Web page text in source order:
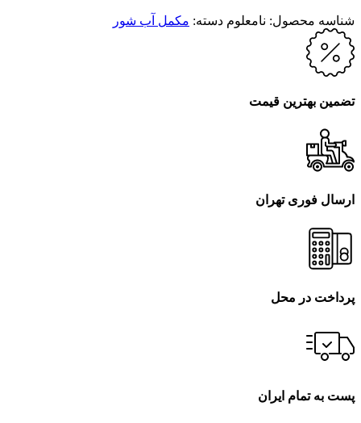
شناسه محصول: نامعلوم دسته: مکمل آب شور
تضمین بهترین قیمت
ارسال فوری تهران
پرداخت در محل
پست به تمام ایران